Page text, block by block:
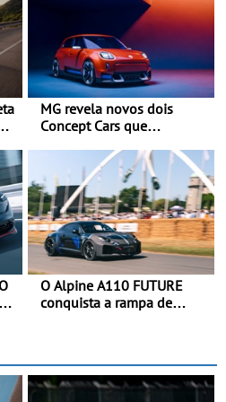
MG revela novos dois
Concept Cars que
desportiva com tecnologia
avançada - No Goodwood
Festival of Speed 2026
O Alpine A110 FUTURE
conquista a rampa de
desenvolvimento do Alpine
A110 FUTURE fez a sua